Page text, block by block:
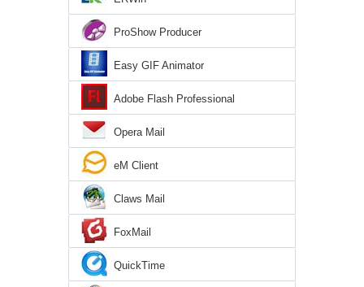
ProShow Producer
Easy GIF Animator
Adobe Flash Professional
Opera Mail
eM Client
Claws Mail
FoxMail
QuickTime